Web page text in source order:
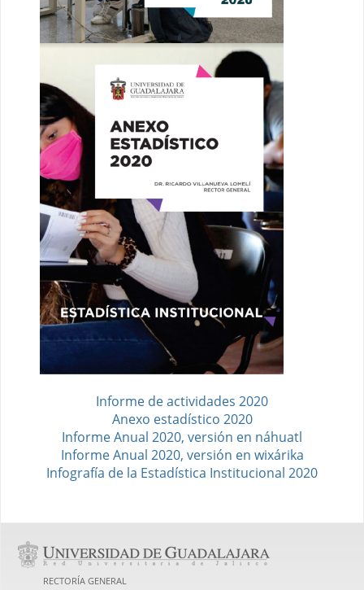
Informe de actividades 2020
Anexo estadístico 2020
Informe Anual 2020, versión en náhuatl
Informe Anual 2020, versión en wixárika
Infografía de la Estadística Institucional 2020
RECTORÍA GENERAL